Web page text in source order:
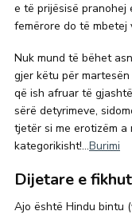
e të prijësisë pranohej
femërore do të mbetej
Nuk mund të bëhet
gjer këtu për
që ish afruar të
sërë detyrimeve,
tjetër si me erotizëm a
kategorikisht!…Burimi
Dijetare e fikhut
Ajo është Hindu bintu